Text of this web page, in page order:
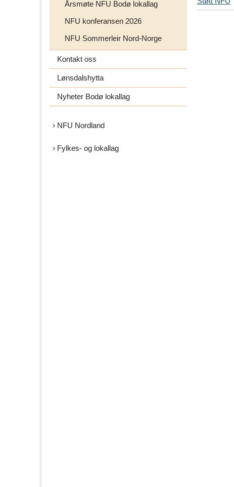
Årsmøte NFU Bodø lokallag
NFU konferansen 2026
NFU Sommerleir Nord-Norge
Kontakt oss
Lønsdalshytta
Nyheter Bodø lokallag
NFU Nordland
Fylkes- og lokallag
p